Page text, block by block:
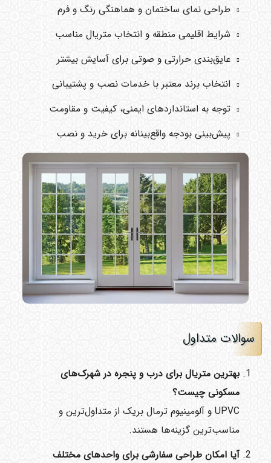
طراحی نمای ساختمان و هماهنگی رنگ و فرم
شرایط اقلیمی منطقه و انتخاب متریال مناسب
عایق‌بندی حرارتی و صوتی برای آسایش بیشتر
انتخاب برند معتبر با خدمات نصب و پشتیبانی
توجه به استانداردهای ایمنی، کیفیت و مقاومت
پیش‌بینی بودجه واقع‌بینانه برای خرید و نصب
سوالات متداول
بهترین متریال برای درب و پنجره در شهرک‌های
مسکونی چیست؟
UPVC و آلومینیوم ترمال بریک از متداول‌ترین و
مناسب‌ترین گزینه‌ها هستند.
آیا امکان طراحی سفارشی برای واحدهای مختلف